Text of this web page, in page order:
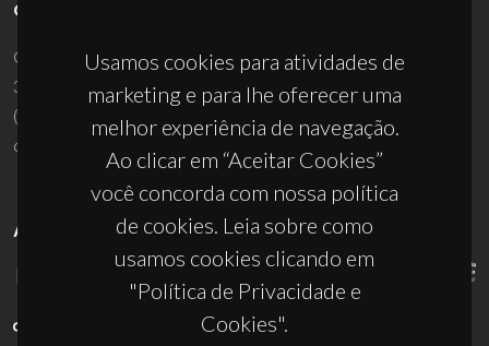
Usamos cookies para atividades de
marketing e para lhe oferecer uma
melhor experiência de navegação.
Ao clicar em “Aceitar Cookies”
você concorda com nossa política
de cookies. Leia sobre como
usamos cookies clicando em
"Política de Privacidade e
Cookies".
CONTACTOS
Campus Universitário de Santiago
3810-193 Aveiro - Portugal
(+351) 234 370 200
ciceco@ua.pt
APOIOS